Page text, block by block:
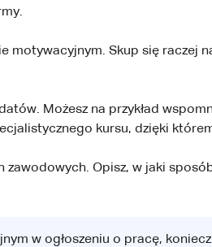
motywacyjnym. Skup się raczej
Możesz na przykład
kursu, dzięki
Opisz, w jaki
w ogłoszeniu o pracę,